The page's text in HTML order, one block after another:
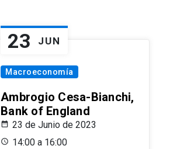
23 JUN
Macroeconomía
Ambrogio Cesa-Bianchi,
Bank of England
23 de Junio de 2023
14:00 a 16:00